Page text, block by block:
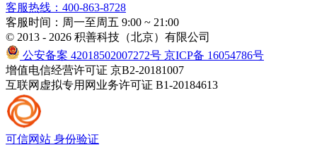
客服热线：400-863-8728
客服时间：周一至周五 9:00 ~ 21:00
© 2013 - 2026 积善科技（北京）有限公司
公安备案 42018502007272号 京ICP备 16054786号
增值电信经营许可证 京B2-20181007
互联网虚拟专用网业务许可证 B1-20184613
可信网站 身份验证